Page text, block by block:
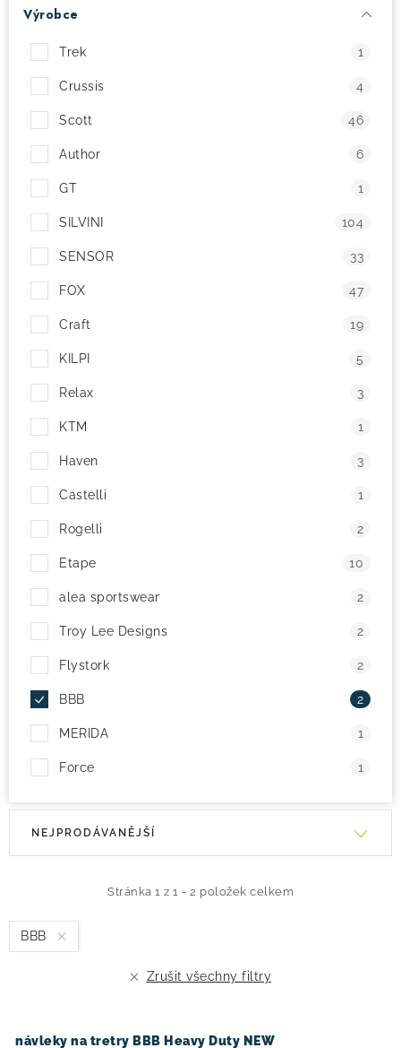
Výrobce
Trek 1
Crussis 4
Scott 46
Author 6
GT 1
SILVINI 104
SENSOR 33
FOX 47
Craft 19
KILPI 5
Relax 3
KTM 1
Haven 3
Castelli 1
Rogelli 2
Etape 10
alea sportswear 2
Troy Lee Designs 2
Flystork 2
BBB 2
MERIDA 1
Force 1
V
s
p
Stránka 1 z 1 - 2 položek celkem
Ř
n
í
NEJPRODÁVANĚJŠÍ
BBB
Zrušit všechny filtry
návleky na tretry BBB Heavy Duty NEW